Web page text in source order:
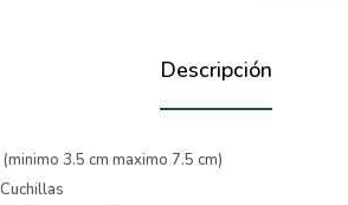
Descripción
3.5 cm maximo 7.5 cm)